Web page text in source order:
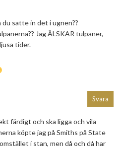
satte in det i ugnen??
Jag ÄLSKAR tulpaner,
tider.
färdigt och ska ligga och vila
köpte jag på Smiths på State
i stan, men då och då har
Svara